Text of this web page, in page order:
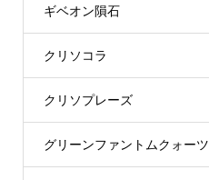
ギベオン隕石
クリソコラ
クリソプレーズ
グリーンファントムクォーツ